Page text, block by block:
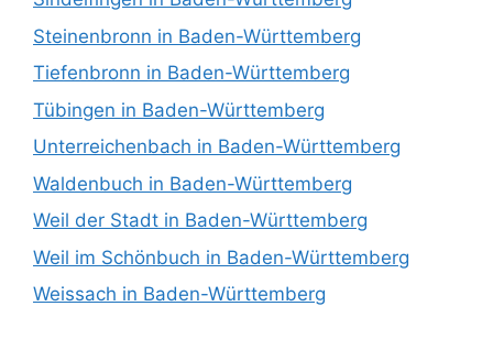
Steinenbronn in Baden-Württemberg
Tiefenbronn in Baden-Württemberg
Tübingen in Baden-Württemberg
Unterreichenbach in Baden-Württemberg
Waldenbuch in Baden-Württemberg
Weil der Stadt in Baden-Württemberg
Weil im Schönbuch in Baden-Württemberg
Weissach in Baden-Württemberg